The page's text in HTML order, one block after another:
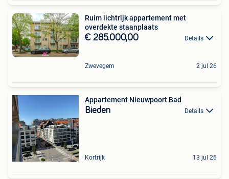
Ruim lichtrijk appartement met
overdekte staanplaats
€ 285.000,00 Details
Zwevegem 2 jul 26
Appartement Nieuwpoort Bad
Bieden Details
Kortrijk 13 jul 26